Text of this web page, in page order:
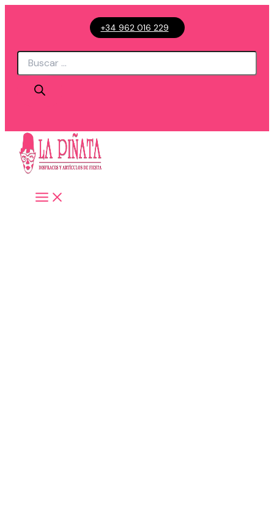
+34 962 016 229
Búsqueda